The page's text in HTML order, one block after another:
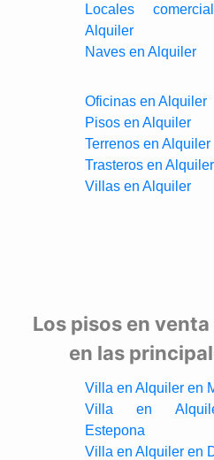
Locales
Alquiler
Naves en Alquiler
Oficinas en Alquiler
Pisos en Alquiler
Terrenos en Alquiler
Trasteros en Alquiler
Villas en Alquiler
Los pisos en
en las
Villa en Alquiler en
Villa en
Estepona
Villa en Alquiler en